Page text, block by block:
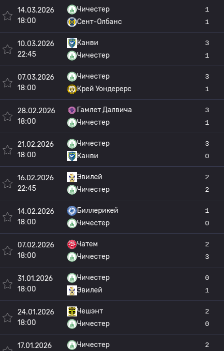
14.03.2026
18:00
Чичестер
Сент-Олбанс
1
1
10.03.2026
22:45
Канви
Чичестер
3
1
07.03.2026
18:00
Чичестер
Крей Уондерерс
3
1
28.02.2026
18:00
Гамлет Далвича
Чичестер
3
1
21.02.2026
18:00
Чичестер
Канви
3
0
16.02.2026
22:45
Эвилей
Чичестер
2
2
14.02.2026
18:00
Биллерикей
Чичестер
1
0
07.02.2026
18:00
Чатем
Чичестер
2
3
31.01.2026
18:00
Чичестер
Эвилей
0
1
24.01.2026
18:00
Чешэнт
Чичестер
2
0
17.01.2026
Чичестер
2